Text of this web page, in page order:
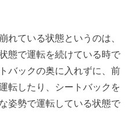
れている状態というのは、
態で運転を続けている時で
バックの奥に入れずに、前
転したり、シートバックを
姿勢で運転している状態で